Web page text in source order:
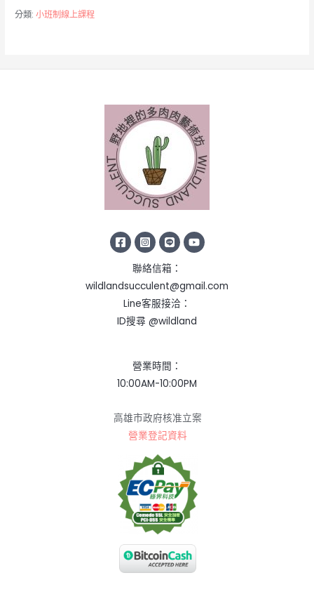
己
分類:小班制線上課程
聯絡信箱：
wildlandsucculent@gmail.com
Line客服接洽：
ID搜尋 @wildland
營業時間：
10:00AM-10:00PM
高雄市政府核准立案
營業登記資料